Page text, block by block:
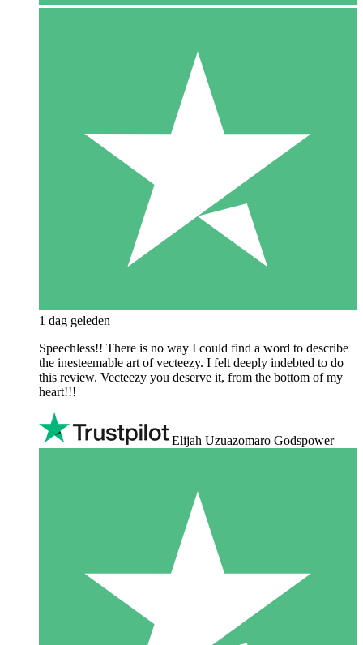
1 dag geleden
Speechless!! There is no way I could find a word to describe
the inesteemable art of vecteezy. I felt deeply indebted to do
this review. Vecteezy you deserve it, from the bottom of my
heart!!!
Elijah Uzuazomaro Godspower